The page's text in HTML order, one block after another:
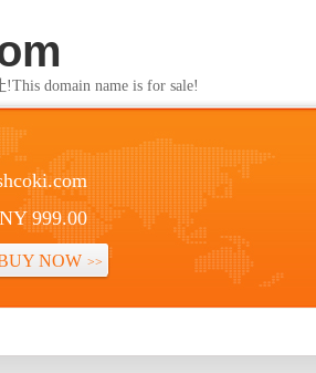
domain name is for sale!
999.00
NOW >>